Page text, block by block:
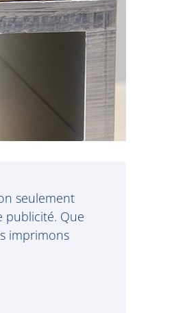
seulement
publicité. Que
imprimons